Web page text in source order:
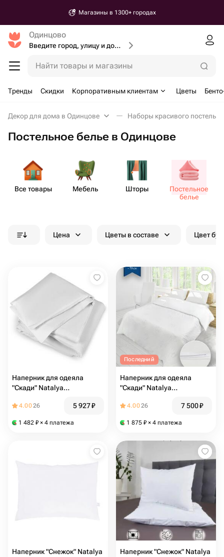
Магазины в 1300+ городах
Одинцово
Введите город, улицу и дом доставки
Найти товары и магазины
Тренды Скидки Корпоративным клиентам Цветы
Декор для дома в Одинцове Наборы красивого
Постельное белье в Одинцове
Все товары Мебель Шторы
Пост​ельное
белье
Цена Цветы в составе Цвет
Наперник для одеяла
"Скади" Natalya
потайная молния
4.0026 5 927₽
1 482 ₽ × 4 платежа
Последний
Наперник для одеяла
"Скади" Natalya
потайная молния
4.0026 7 500₽
1 875 ₽ × 4 платежа
Наперник "Снежок" Natalya
Наперник "Снежок" Natalya